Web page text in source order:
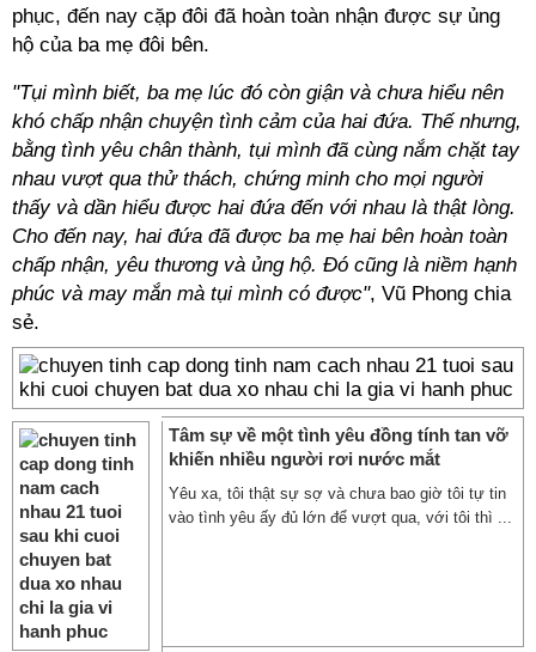
phục, đến nay cặp đôi đã hoàn toàn nhận được sự ủng
hộ của ba mẹ đôi bên.
"Tụi mình biết, ba mẹ lúc đó còn giận và chưa hiểu nên
khó chấp nhận chuyện tình cảm của hai đứa. Thế nhưng,
bằng tình yêu chân thành, tụi mình đã cùng nắm chặt tay
nhau vượt qua thử thách, chứng minh cho mọi người
thấy và dần hiểu được hai đứa đến với nhau là thật lòng.
Cho đến nay, hai đứa đã được ba mẹ hai bên hoàn toàn
chấp nhận, yêu thương và ủng hộ. Đó cũng là niềm hạnh
phúc và may mắn mà tụi mình có được", Vũ Phong chia
sẻ.
Tâm sự về một tình yêu đồng tính tan vỡ
khiến nhiều người rơi nước mắt
Yêu xa, tôi thật sự sợ và chưa bao giờ tôi tự tin
vào tình yêu ấy đủ lớn để vượt qua, với tôi thì ...